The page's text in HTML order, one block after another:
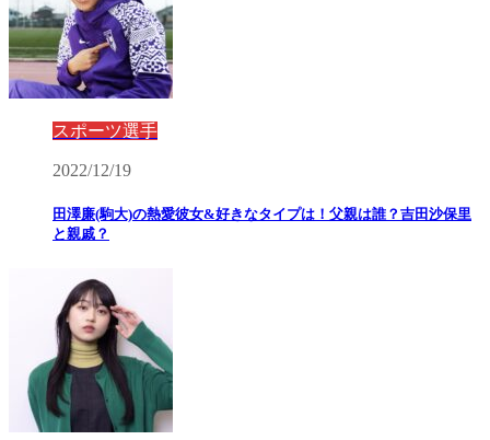
スポーツ選手
2022/12/19
田澤廉(駒大)の熱愛彼女&好きなタイプは！父親は誰？吉田沙保里
と親戚？